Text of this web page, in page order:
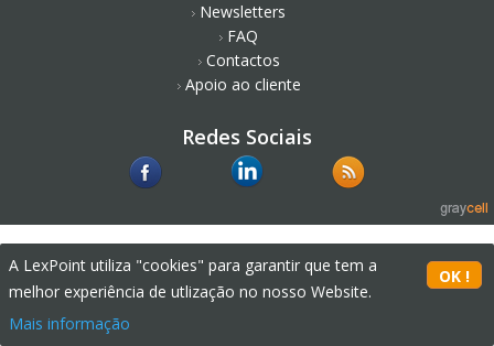
Newsletters
FAQ
Contactos
Apoio ao cliente
Redes Sociais
A LexPoint utiliza "cookies" para garantir que tem a
melhor experiência de utlização no nosso Website.
Mais informação